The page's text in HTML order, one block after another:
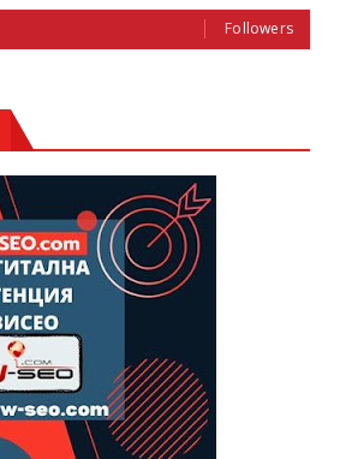
Followers